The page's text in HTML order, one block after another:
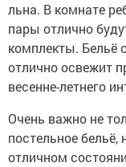
льна. В комнате
пары отлично
комплекты. Бельё
отлично освежит
весенне-летнего
Очень важно не
постельное бельё,
отличном